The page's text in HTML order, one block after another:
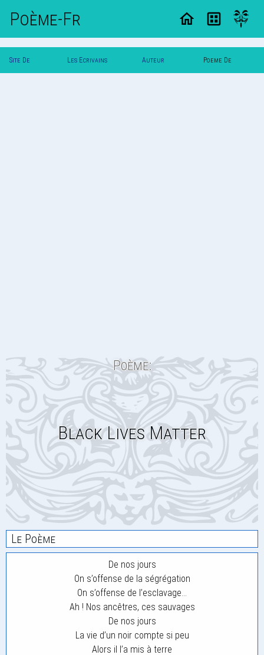
Poème-Fr
Site De Les Ecrivains Auteur Poeme De
Poème:
Black Lives Matter
Le Poème
De nos jours
On s’offense de la ségrégation
On s’offense de l’esclavage…
Ah ! Nos ancêtres, ces sauvages
De nos jours
La vie d’un noir compte si peu
Alors il l’a mis à terre